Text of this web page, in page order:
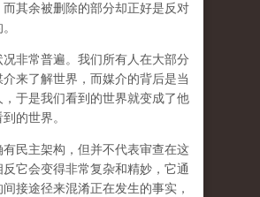
其余被删除的部分却正好是反对
非常普遍。我们所有人在大部分
来了解世界，而媒介的背后是当
于是我们看到的世界就变成了他
的世界。
民主架构，但并不代表审查在这
它会变得非常复杂和精妙，它通
接途径来混淆正在发生的事实，